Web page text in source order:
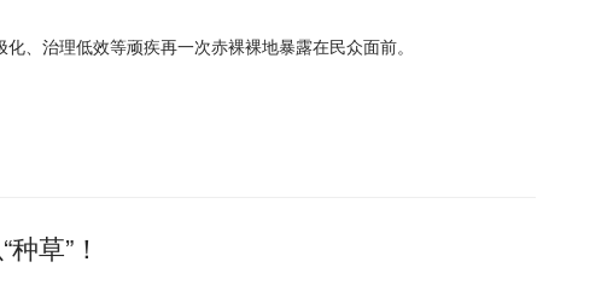
、治理低效等顽疾再一次赤裸裸地暴露在民众面前。
草”！